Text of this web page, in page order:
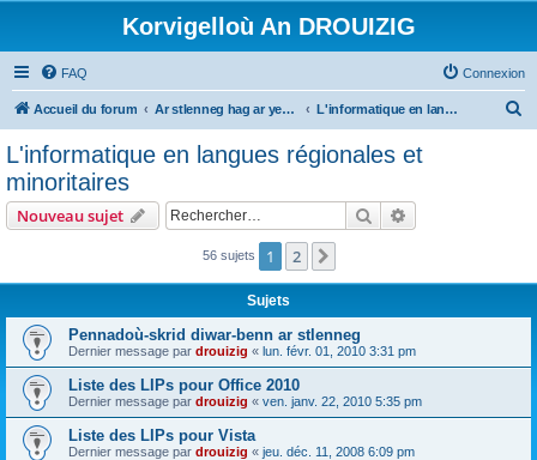
Korvigelloù An DROUIZIG
FAQ Connexion
Accueil du forum Ar stlenneg hag ar yezhoù bihan er bed a-bezh L'informatique en langues régionales et minoritaires
c
r
L'informatique en langues régionales et
minoritaires
Nouveau sujet Rechercher
56 sujets 1 2
Sujets
Pennadoù-skrid diwar-benn ar stlenneg
Dernier message par drouizig « lun. févr. 01, 2010 3:31 pm
Liste des LIPs pour Office 2010
Dernier message par drouizig « ven. janv. 22, 2010 5:35 pm
Liste des LIPs pour Vista
Dernier message par drouizig « jeu. déc. 11, 2008 6:09 pm